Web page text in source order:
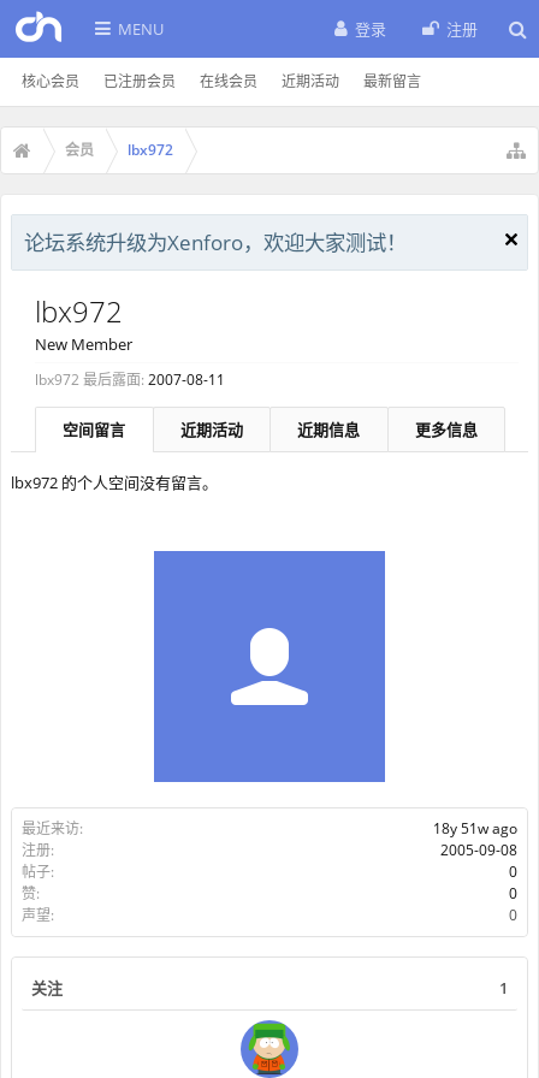
MENU
核心会员 已注册会员 在线会员 近期活动 最新留言
登录 注册
会员 lbx972
论坛系统升级为Xenforo，欢迎大家测试！
最近来访:
18y 51w ago
注册:
2005-09-08
帖子:
0
赞:
0
声望:
0
关注 1
lbx972
New Member
lbx972 最后露面: 2007-08-11
空间留言 近期活动 近期信息 更多信息
lbx972 的个人空间没有留言。